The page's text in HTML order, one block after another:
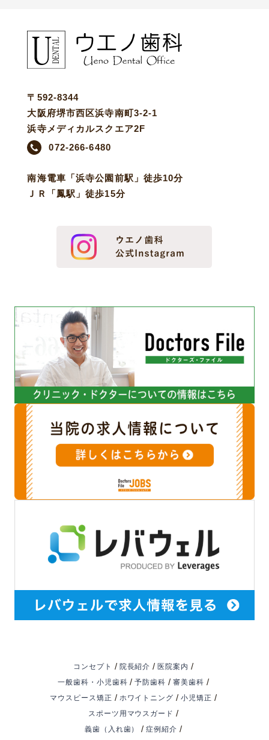
〒592-8344
大阪府堺市西区浜寺南町3-2-1
浜寺メディカルスクエア2F
072-266-6480
南海電車「浜寺公園前駅」徒歩10分
ＪＲ「鳳駅」徒歩15分
コンセプト / 院長紹介 / 医院案内 /
一般歯科・小児歯科 / 予防歯科 / 審美歯科 /
マウスピース矯正 / ホワイトニング / 小児矯正 /
スポーツ用マウスガード /
義歯（入れ歯） / 症例紹介 /